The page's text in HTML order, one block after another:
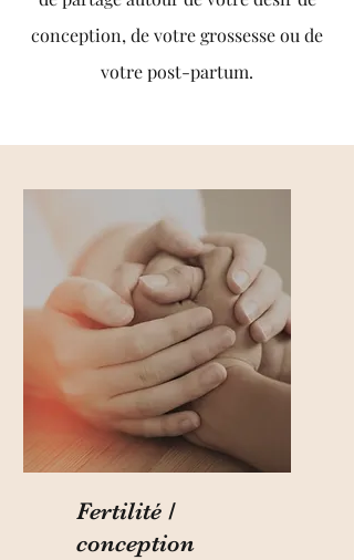
conception, de votre grossesse ou de
votre post-partum.
Fertilité /
conception